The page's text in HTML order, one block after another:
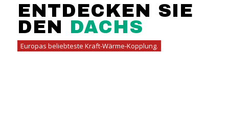
ENTDECKEN SIE
DEN DACHS
Europas beliebteste Kraft-Wärme-Kopplung.